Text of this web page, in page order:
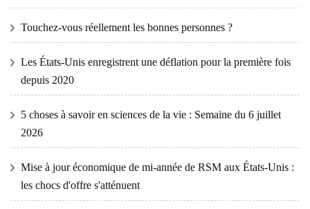
Touchez-vous réellement les bonnes personnes ?
Les États-Unis enregistrent une déflation pour la première fois
depuis 2020
5 choses à savoir en sciences de la vie : Semaine du 6 juillet
2026
Mise à jour économique de mi-année de RSM aux États-Unis :
les chocs d'offre s'atténuent